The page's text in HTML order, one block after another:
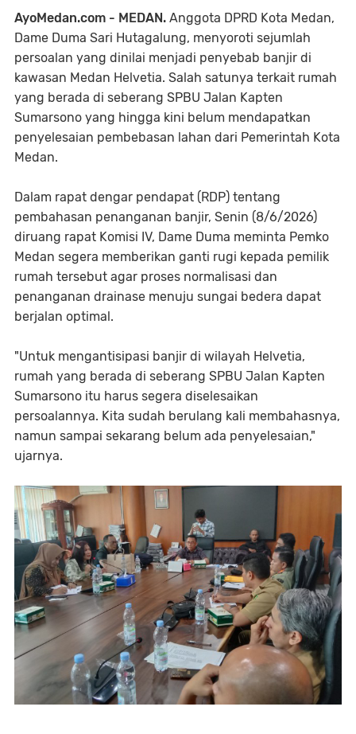
AyoMedan.com - MEDAN. Anggota DPRD Kota Medan,
Dame Duma Sari Hutagalung, menyoroti sejumlah
persoalan yang dinilai menjadi penyebab banjir di
kawasan Medan Helvetia. Salah satunya terkait rumah
yang berada di seberang SPBU Jalan Kapten
Sumarsono yang hingga kini belum mendapatkan
penyelesaian pembebasan lahan dari Pemerintah Kota
Medan.
Dalam rapat dengar pendapat (RDP) tentang
pembahasan penanganan banjir, Senin (8/6/2026)
diruang rapat Komisi IV, Dame Duma meminta Pemko
Medan segera memberikan ganti rugi kepada pemilik
rumah tersebut agar proses normalisasi dan
penanganan drainase menuju sungai bedera dapat
berjalan optimal.
"Untuk mengantisipasi banjir di wilayah Helvetia,
rumah yang berada di seberang SPBU Jalan Kapten
Sumarsono itu harus segera diselesaikan
persoalannya. Kita sudah berulang kali membahasnya,
namun sampai sekarang belum ada penyelesaian,"
ujarnya.